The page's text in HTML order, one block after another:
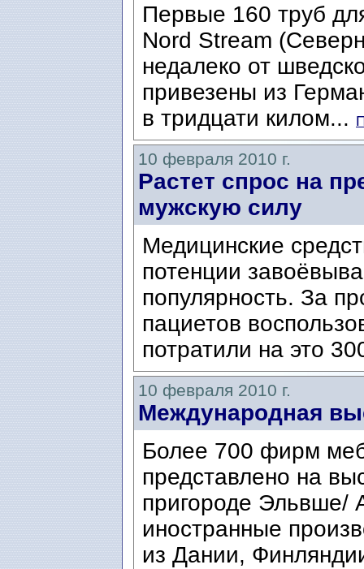
Первые 160 труб
Nord Stream
недалеко от
привезены из
в тридцати килом...
10 февраля 2010 г.
Растет спрос на
мужскую силу
Медицинские
потенции
популярность. За
пациетов
потратили на это
10 февраля 2010 г.
Международная
Более 700 фирм
представлено на
пригороде Эльвше/
иностранные
из Дании,